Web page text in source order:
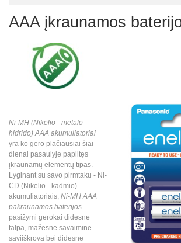
AAA įkraunamos
Ni-MH (Nikelio - metalo
hidrido) AAA akumuliatoriai
yra ko gero plačiausiai šiai
dienai pasaulyje paplitęs
įkraunamų elementų tipas.
Lyginant su savo pirmtaku - Ni-
CD (Nikelio - kadmio)
akumuliatoriais, Ni-MH AAA
pakraunamos baterijos
pasižymi gerokai didesne
talpa, mažesne savaimine
saviiškrova bei didesne